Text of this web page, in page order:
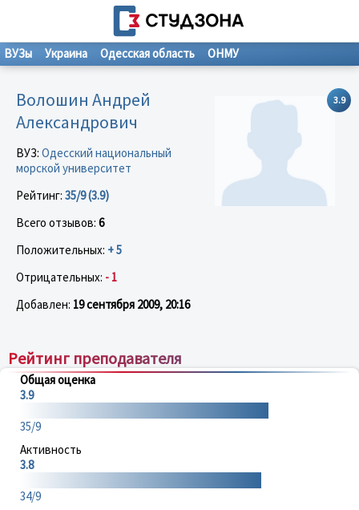
ВУЗы Украина Одесская область ОНМУ
3.9
Волошин Андрей
Александрович
ВУЗ: Одесский национальный
морской университет
Рейтинг: 35/9 (3.9)
Всего отзывов: 6
Положительных: + 5
Отрицательных: - 1
Добавлен: 19 сентября 2009, 20:16
Рейтинг преподавателя
Общая оценка
3.9
35/9
Активность
3.8
34/9